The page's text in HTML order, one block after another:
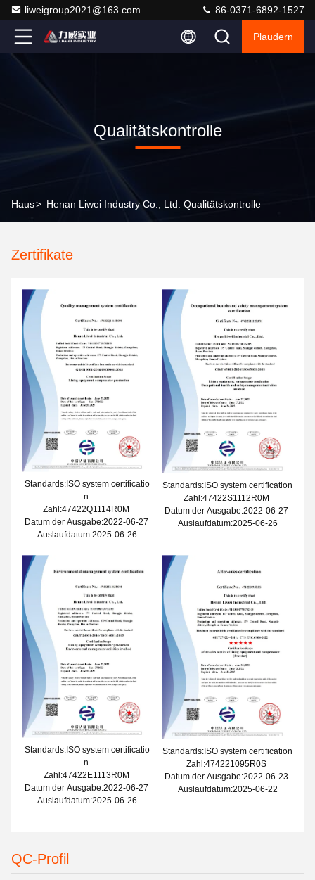
liweigroup2021@163.com 86-0371-6892-1527
Plaudern
Qualitätskontrolle
Haus> Henan Liwei Industry Co., Ltd. Qualitätskontrolle
Zertifikate
Standards:ISO system certificatio
n
Zahl:47422Q1114R0M
Datum der Ausgabe:2022-06-27
Auslaufdatum:2025-06-26
Standards:ISO system certification
Zahl:47422S1112R0M
Datum der Ausgabe:2022-06-27
Auslaufdatum:2025-06-26
Standards:ISO system certificatio
n
Zahl:47422E1113R0M
Datum der Ausgabe:2022-06-27
Auslaufdatum:2025-06-26
Standards:ISO system certification
Zahl:474221095R0S
Datum der Ausgabe:2022-06-23
Auslaufdatum:2025-06-22
QC-Profil